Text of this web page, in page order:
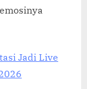
Jadi Live